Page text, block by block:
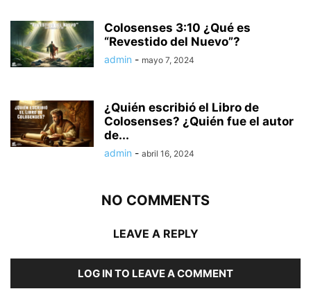
Colosenses 3:10 ¿Qué es
“Revestido del Nuevo”?
admin - mayo 7, 2024
¿Quién escribió el Libro de
Colosenses? ¿Quién fue el autor
de...
admin - abril 16, 2024
NO COMMENTS
LEAVE A REPLY
LOG IN TO LEAVE A COMMENT